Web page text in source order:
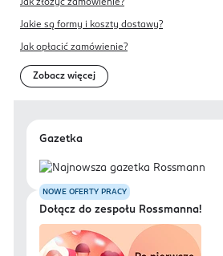
Jak złożyć zamówienie?
Jakie są formy i koszty dostawy?
Jak opłacić zamówienie?
Zobacz więcej
Gazetka
NOWE OFERTY PRACY
Dołącz do zespołu Rossmanna!